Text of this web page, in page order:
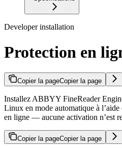
Developer installation
Protection en
Copier la pageCopier la page
Installez ABBYY FineReader
Linux en mode automatique à
en ligne — aucune activation n’est
Copier la pageCopier la page